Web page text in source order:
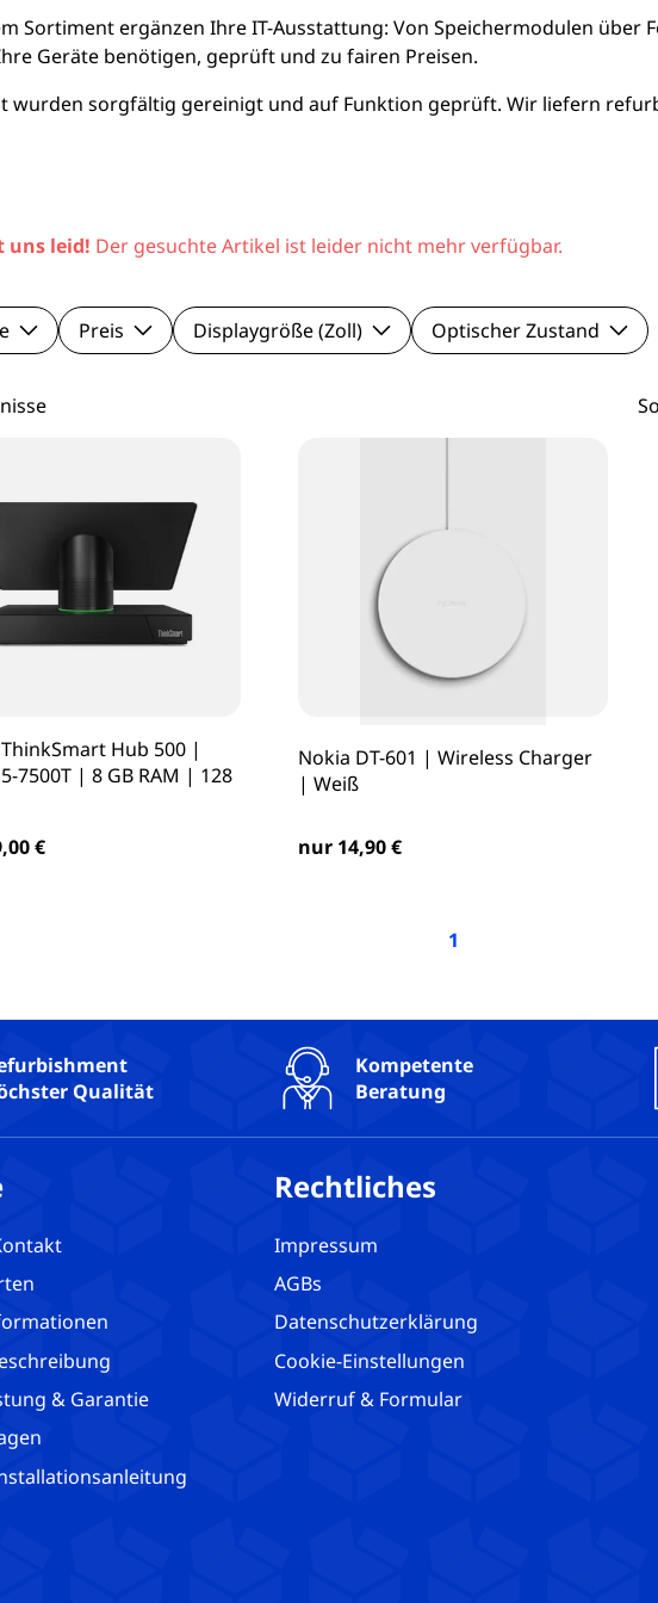
Smartphones Viewsonic Monitore
Sortiment ergänzen Ihre IT-Ausstattung: Von Speichermodulen über
Geräte benötigen, geprüft und zu fairen Preisen.
wurden sorgfältig gereinigt und auf Funktion geprüft. Wir liefern
uns leid! Der gesuchte Artikel ist leider nicht mehr verfügbar.
Preis Displaygröße (Zoll) Optischer Zustand
Hub 500 |
7500T | 8 GB RAM | 128
€
Nokia DT-601 | Wireless Charger
| Weiß
nur 14,90 €
1
Qualität
Kompetente
Beratung
& Garantie
Rechtliches
Impressum
AGBs
Datenschutzerklärung
Cookie-Einstellungen
Widerruf & Formular